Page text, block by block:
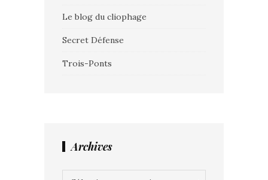
Le blog du cliophage
Secret Défense
Trois-Ponts
Archives